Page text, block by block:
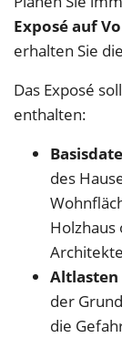
Exposé auf
erhalten Sie
Das Exposé
enthalten:
des
Holzhaus
Altlasten
der
die